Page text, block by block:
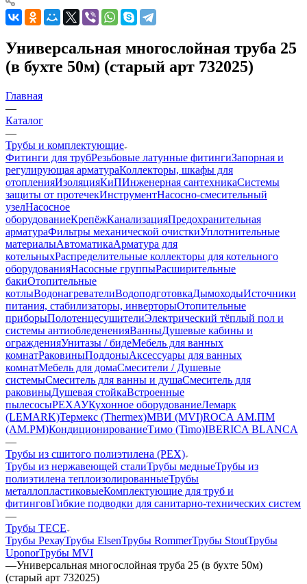
Универсальная многослойная труба 25
(в бухте 50м) (старый арт 732025)
Главная
—
Каталог
—
Трубы и комплектующие
Фитинги для трубРезьбовые латунные фитингиЗапорная и
регулирующая арматураКоллекторы, шкафы для
отопленияИзоляцияКиПИнженерная сантехникаСистемы
защиты от протечекИнструментНасосно-смесительный
узелНасосное
оборудованиеКрепёжКанализацияПредохранительная
арматураФильтры механической очисткиУплотнительные
материалыАвтоматикаАрматура для
котельныхРаспределительные коллекторы для котельного
оборудованияНасосные группыРасширительные
бакиОтопительные
котлыВодонагревателиВодоподготовкаДымоходыИсточники
питания, стабилизаторы, инверторыОтопительные
приборыПолотенцесушителиЭлектрический тёплый пол и
системы антиобледененияВанныДушевые кабины и
огражденияУнитазы / бидеМебель для ванных
комнатРаковиныПоддоныАксессуары для ванных
комнатМебель для домаСмесители / Душевые
системыСмеситель для ванны и душаСмеситель для
раковиныДушевая стойкаВстроенные
пылесосыРЕХАУКухонное оборудованиеЛемарк
(LEMARK)Термекс (Thermex)МВИ (MVI)ROCA АМ.ПМ
(AM.PM)КондиционированиеТимо (Timo)IBERICA BLANCA
—
Трубы из сшитого полиэтилена (PEX)
Трубы из нержавеющей сталиТрубы медныеТрубы из
полиэтилена теплоизолированныеТрубы
металлопластиковыеКомплектующие для труб и
фитинговГибкие подводки для санитарно-технических систем
—
Трубы TECE
Трубы РехауТрубы ElsenТрубы RommerТрубы StoutТрубы
UponorТрубы MVI
—Универсальная многослойная труба 25 (в бухте 50м)
(старый арт 732025)